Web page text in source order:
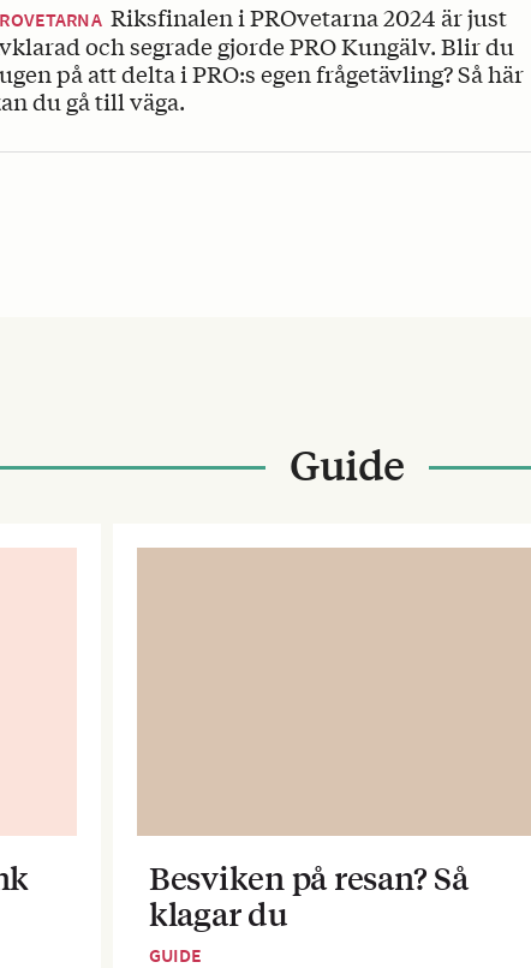
Riksfinalen i PROvetarna 2024 är just
och segrade gjorde PRO Kungälv. Blir du
på att delta i PRO:s egen frågetävling? Så här
du gå till väga.
Guide
Besviken på resan? Så
klagar du
GUIDE